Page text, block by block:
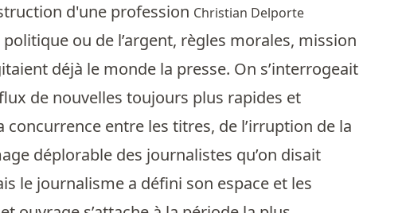
d'une profession Christian Delporte
ou de l’argent, règles morales, mission
déjà le monde la presse. On s’interrogeait
de nouvelles toujours plus rapides et
entre les titres, de l’irruption de la
déplorable des journalistes qu’on disait
le journalisme a défini son espace et les